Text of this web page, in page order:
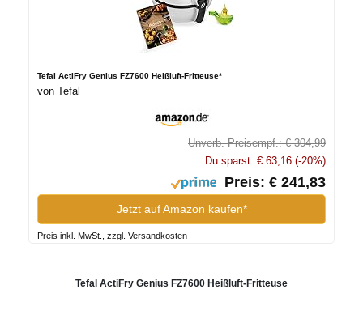
Tefal ActiFry Genius FZ7600 Heißluft-Fritteuse*
von Tefal
Unverb. Preisempf.: € 304,99
Du sparst: € 63,16 (-20%)
Preis: € 241,83
Jetzt auf Amazon kaufen*
Preis inkl. MwSt., zzgl. Versandkosten
Tefal ActiFry Genius FZ7600 Heißluft-Fritteuse